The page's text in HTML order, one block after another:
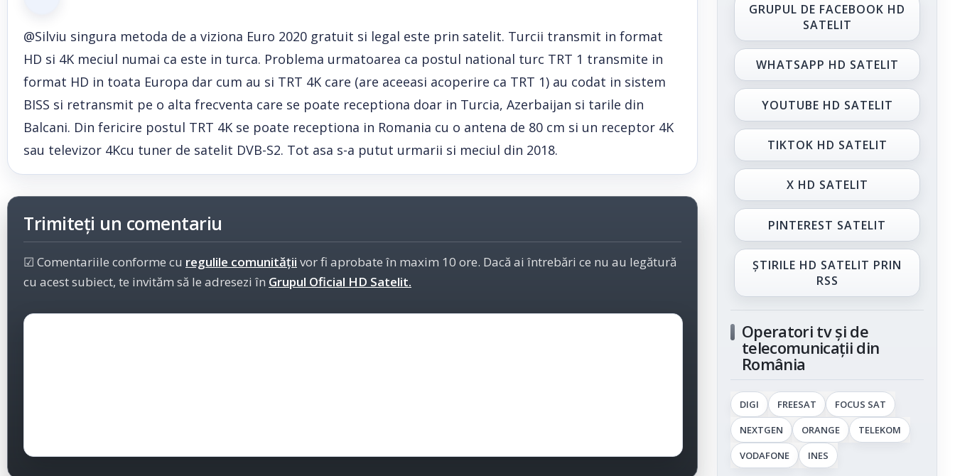
@Silviu singura metoda de a viziona Euro 2020 gratuit si legal este prin satelit. Turcii transmit in format
HD si 4K meciul numai ca este in turca. Problema urmatoarea ca postul national turc TRT 1 transmite in
format HD in toata Europa dar cum au si TRT 4K care (are aceeasi acoperire ca TRT 1) au codat in sistem
BISS si retransmit pe o alta frecventa care se poate receptiona doar in Turcia, Azerbaijan si tarile din
Balcani. Din fericire postul TRT 4K se poate receptiona in Romania cu o antena de 80 cm si un receptor 4K
sau televizor 4Kcu tuner de satelit DVB-S2. Tot asa s-a putut urmarii si meciul din 2018.
Trimiteți un comentariu
☑ Comentariile conforme cu regulile comunității vor fi aprobate în maxim 10 ore. Dacă ai întrebări ce nu au legătură
cu acest subiect, te invităm să le adresezi în Grupul Oficial HD Satelit.
GRUPUL DE FACEBOOK HD
SATELIT
WHATSAPP HD SATELIT
YOUTUBE HD SATELIT
TIKTOK HD SATELIT
X HD SATELIT
PINTEREST SATELIT
ȘTIRILE HD SATELIT PRIN
RSS
Operatori tv și de
telecomunicații din
România
DIGI FREESAT
FOCUS SAT
NEXTGEN
ORANGE
TELEKOM
VODAFONE
INES